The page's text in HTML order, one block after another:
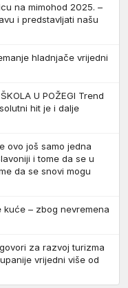
na mimohod 2025. –
i predstavljati našu
hladnjače vrijedni
U POŽEGI Trend
hit je i dalje
ovo još samo jedna
i tome da se u
da se snovi mogu
kuće – zbog nevremena
za razvoj turizma
vrijedni više od